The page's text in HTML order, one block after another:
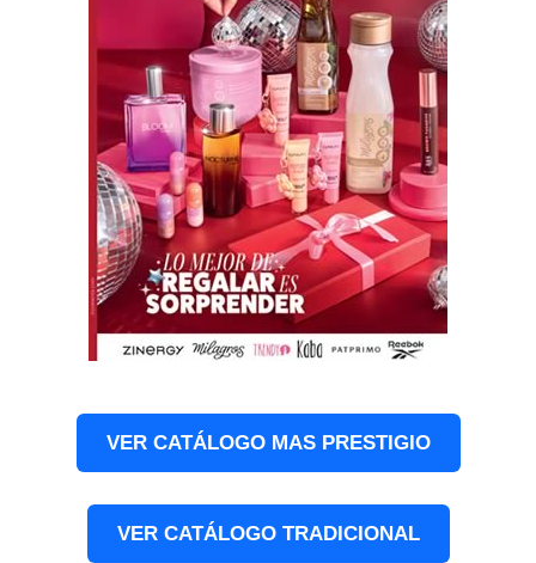
VER CATÁLOGO MAS PRESTIGIO
VER CATÁLOGO TRADICIONAL